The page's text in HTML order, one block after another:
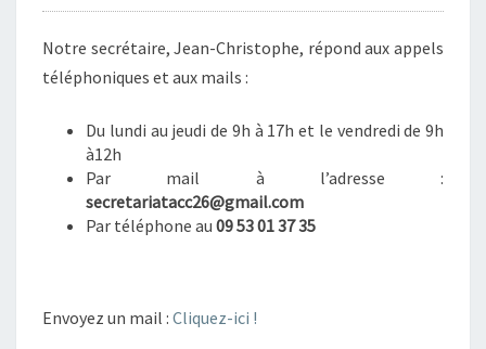
Notre secrétaire, Jean-Christophe, répond aux appels
téléphoniques et aux mails :
Du lundi au jeudi de 9h à 17h et le vendredi de 9h
à12h
Par mail à l’adresse :
secretariatacc26@gmail.com
Par téléphone au 09 53 01 37 35
Envoyez un mail : Cliquez-ici !